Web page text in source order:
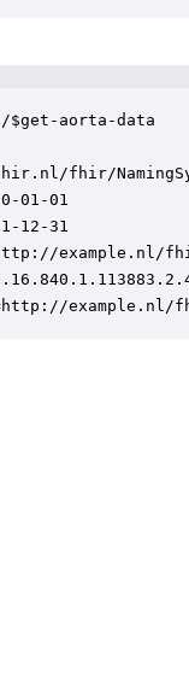
aorta-data
fhir/
01-01
12-31
example.nl/fhir/
example.nl/